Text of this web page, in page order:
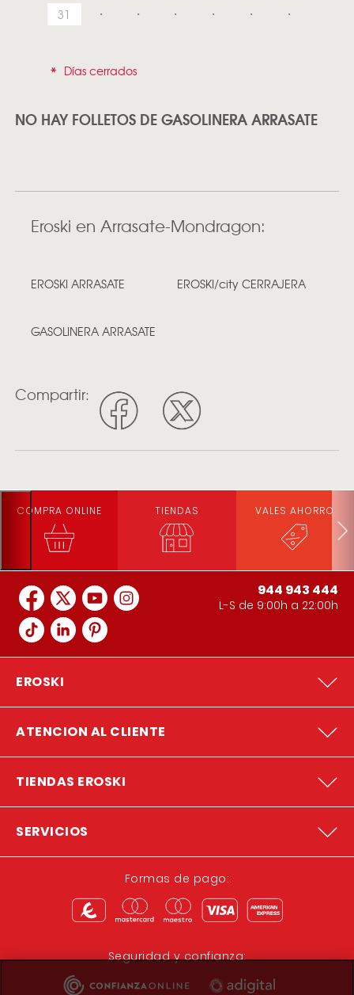
31
* Días cerrados
NO HAY FOLLETOS DE GASOLINERA ARRASATE
Eroski en Arrasate-Mondragon:
EROSKI ARRASATE EROSKI/city CERRAJERA
GASOLINERA ARRASATE
Compartir:
COMPRA ONLINE TIENDAS VALES AHORRO
944 943 444
L-S de 9:00h a 22:00h
EROSKI
ATENCION AL CLIENTE
TIENDAS EROSKI
SERVICIOS
Formas de pago:
Seguridad y confianza: